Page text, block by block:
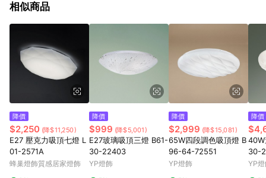
相似商品
降價
$2,250 (降$11,250)
E27 壓克力吸頂七燈 L
01-2571A
蜂巢燈飾質感居家燈飾
降價
$999 (降$5,001)
E27玻璃吸頂三燈 B61-
30-22403
YP燈飾
降價
$2,999 (降$15,081)
65W四段調色吸頂燈 B
96-64-72551
YP燈飾
降價
30-
YP